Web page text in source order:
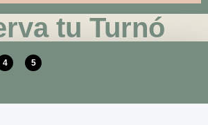
tu Turnó
4 5